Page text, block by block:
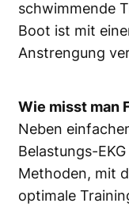
schwimmende
Boot ist mit
Anstrengung
Wie misst man
Neben
Belastungs-
Methoden, mit
optimale